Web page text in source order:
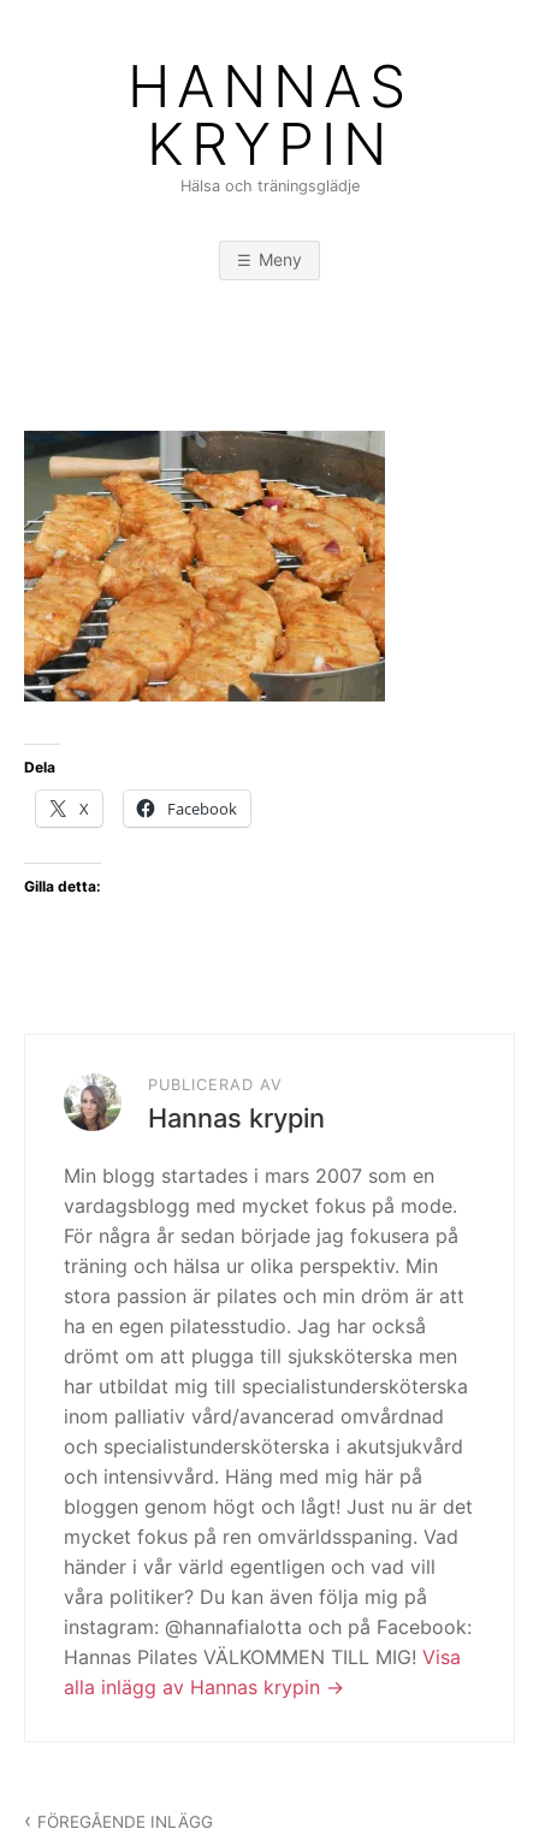
HANNAS
KRYPIN
Hälsa och träningsglädje
Meny
Dela
X Facebook
Gilla detta:
PUBLICERAD AV
Hannas krypin
Min blogg startades i mars 2007 som en
vardagsblogg med mycket fokus på mode.
För några år sedan började jag fokusera på
träning och hälsa ur olika perspektiv. Min
stora passion är pilates och min dröm är att
ha en egen pilatesstudio. Jag har också
drömt om att plugga till sjuksköterska men
har utbildat mig till specialistundersköterska
inom palliativ vård/avancerad omvårdnad
och specialistundersköterska i akutsjukvård
och intensivvård. Häng med mig här på
bloggen genom högt och lågt! Just nu är det
mycket fokus på ren omvärldsspaning. Vad
händer i vår värld egentligen och vad vill
våra politiker? Du kan även följa mig på
instagram: @hannafialotta och på Facebook:
Hannas Pilates VÄLKOMMEN TILL MIG! Visa
alla inlägg av Hannas krypin
FÖREGÅENDE INLÄGG